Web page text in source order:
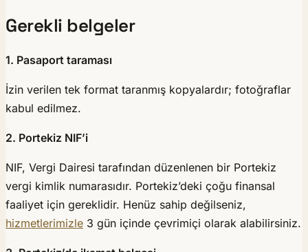
Gerekli belgeler
1. Pasaport taraması
İzin verilen tek format taranmış kopyalardır; fotoğraflar
kabul edilmez.
2. Portekiz NIF’i
NIF, Vergi Dairesi tarafından düzenlenen bir Portekiz
vergi kimlik numarasıdır. Portekiz’deki çoğu finansal
faaliyet için gereklidir. Henüz sahip değilseniz,
hizmetlerimizle 3 gün içinde çevrimiçi olarak alabilirsiniz.